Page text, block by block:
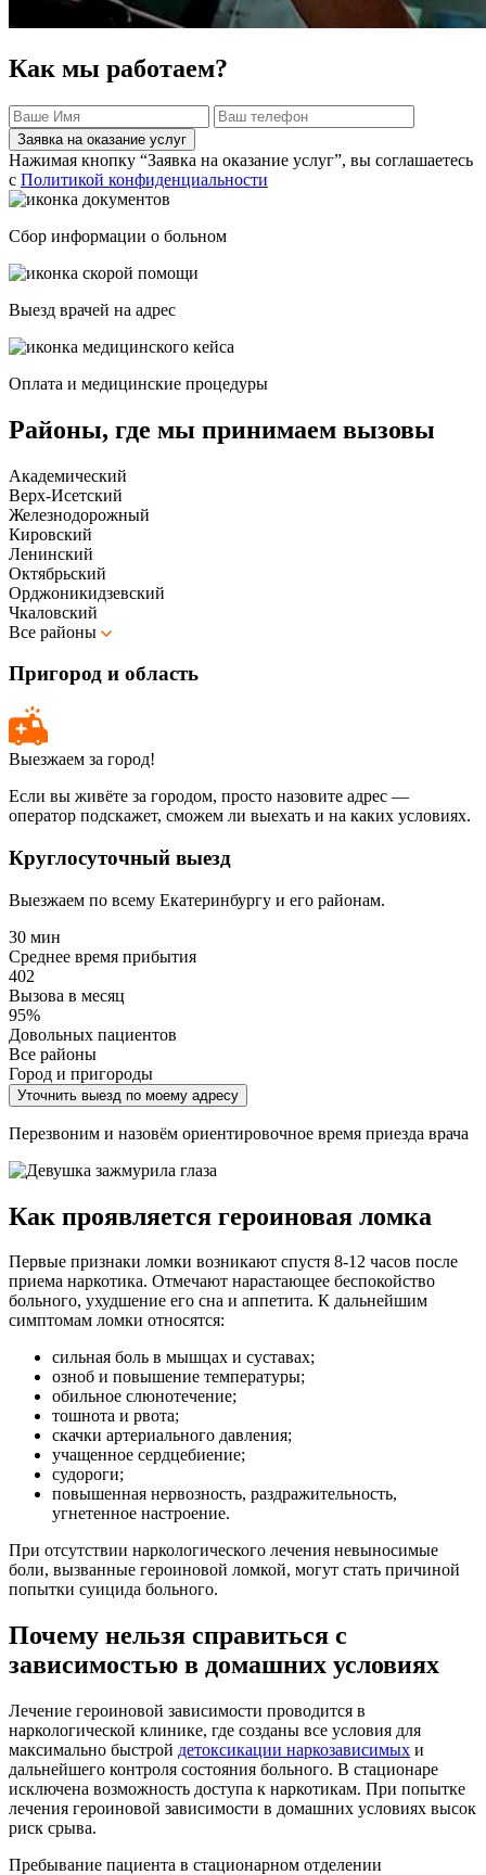
Как мы работаем?
Заявка на оказание услуг
Нажимая кнопку “Заявка на оказание услуг”, вы соглашаетесь
с Политикой конфиденциальности
Сбор информации о больном
Выезд врачей на адрес
Оплата и медицинские процедуры
Районы, где мы принимаем вызовы
Академический
Верх-Исетский
Железнодорожный
Кировский
Ленинский
Октябрьский
Орджоникидзевский
Чкаловский
Все районы
Пригород и область
Выезжаем за город!
Если вы живёте за городом, просто назовите адрес —
оператор подскажет, сможем ли выехать и на каких условиях.
Круглосуточный выезд
Выезжаем по всему Екатеринбургу и его районам.
30 мин
Среднее время прибытия
402
Вызова в месяц
95%
Довольных пациентов
Все районы
Город и пригороды
Уточнить выезд по моему адресу
Перезвоним и назовём ориентировочное время приезда врача
Как проявляется героиновая ломка
Первые признаки ломки возникают спустя 8-12 часов после
приема наркотика. Отмечают нарастающее беспокойство
больного, ухудшение его сна и аппетита. К дальнейшим
симптомам ломки относятся:
сильная боль в мышцах и суставах;
озноб и повышение температуры;
обильное слюнотечение;
тошнота и рвота;
скачки артериального давления;
учащенное сердцебиение;
судороги;
повышенная нервозность, раздражительность,
угнетенное настроение.
При отсутствии наркологического лечения невыносимые
боли, вызванные героиновой ломкой, могут стать причиной
попытки суицида больного.
Почему нельзя справиться с
зависимостью в домашних условиях
Лечение героиновой зависимости проводится в
наркологической клинике, где созданы все условия для
максимально быстрой детоксикации наркозависимых и
дальнейшего контроля состояния больного. В стационаре
исключена возможность доступа к наркотикам. При попытке
лечения героиновой зависимости в домашних условиях высок
риск срыва.
Пребывание пациента в стационарном отделении